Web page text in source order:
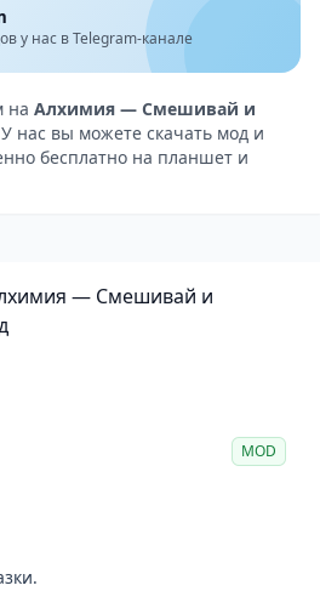
двери для
и экспериментов.
долга: Достижения и чувства
мотивацией для
является одной из главных
Merge постоянно
всё более увлекательной.
прост: вам нужно
найти правильную формулу
предмета не так-то просто.
— Смешивай и открывай!
Одной из сильных
у нас в Telegram-канале
на Алхимия — Смешивай и
У нас вы можете скачать мод и
бесплатно на планшет и
— Смешивай и
MOD